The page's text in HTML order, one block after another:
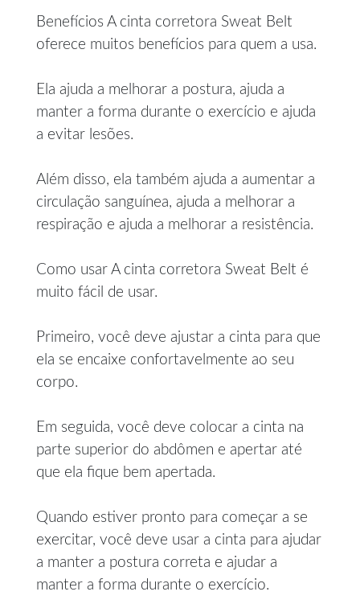
Benefícios A cinta corretora Sweat Belt
oferece muitos benefícios para quem a usa.
Ela ajuda a melhorar a postura, ajuda a
manter a forma durante o exercício e ajuda
a evitar lesões.
Além disso, ela também ajuda a aumentar a
circulação sanguínea, ajuda a melhorar a
respiração e ajuda a melhorar a resistência.
Como usar A cinta corretora Sweat Belt é
muito fácil de usar.
Primeiro, você deve ajustar a cinta para que
ela se encaixe confortavelmente ao seu
corpo.
Em seguida, você deve colocar a cinta na
parte superior do abdômen e apertar até
que ela fique bem apertada.
Quando estiver pronto para começar a se
exercitar, você deve usar a cinta para ajudar
a manter a postura correta e ajudar a
manter a forma durante o exercício.